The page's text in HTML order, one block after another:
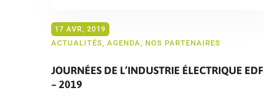
17 AVR, 2019
ACTUALITÉS AGENDA NOS PARTENAIRES
JOURNÉES DE L’INDUSTRIE ÉLECTRIQUE EDF
– 2019